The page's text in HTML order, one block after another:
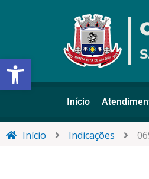
Abrir a barra de ferramentas
Início
Início Indicações